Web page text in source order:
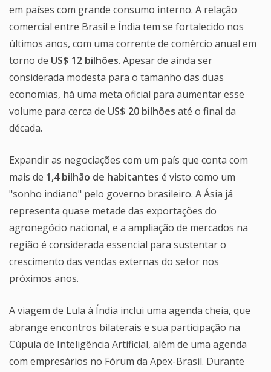
em países com grande consumo interno. A relação
comercial entre Brasil e Índia tem se fortalecido nos
últimos anos, com uma corrente de comércio anual em
torno de US$ 12 bilhões. Apesar de ainda ser
considerada modesta para o tamanho das duas
economias, há uma meta oficial para aumentar esse
volume para cerca de US$ 20 bilhões até o final da
década.
Expandir as negociações com um país que conta com
mais de 1,4 bilhão de habitantes é visto como um
"sonho indiano" pelo governo brasileiro. A Ásia já
representa quase metade das exportações do
agronegócio nacional, e a ampliação de mercados na
região é considerada essencial para sustentar o
crescimento das vendas externas do setor nos
próximos anos.
A viagem de Lula à Índia inclui uma agenda cheia, que
abrange encontros bilaterais e sua participação na
Cúpula de Inteligência Artificial, além de uma agenda
com empresários no Fórum da Apex-Brasil. Durante